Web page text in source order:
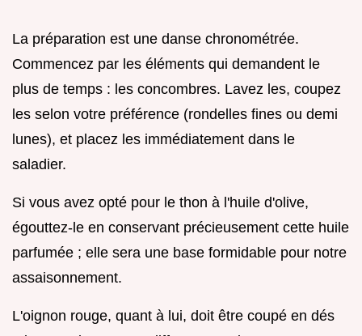
La préparation est une danse chronométrée.
Commencez par les éléments qui demandent le
plus de temps : les concombres. Lavez les, coupez
les selon votre préférence (rondelles fines ou demi
lunes), et placez les immédiatement dans le
saladier.
Si vous avez opté pour le thon à l'huile d'olive,
égouttez-le en conservant précieusement cette huile
parfumée ; elle sera une base formidable pour notre
assaisonnement.
L'oignon rouge, quant à lui, doit être coupé en dés